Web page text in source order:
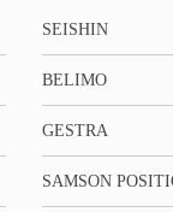
SEISHIN
BELIMO
GESTRA
SAMSON